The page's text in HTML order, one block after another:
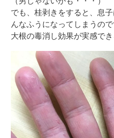
でも、桂剥きをすると、息
んなふうになってしまうので
大根の毒消し効果が実感で